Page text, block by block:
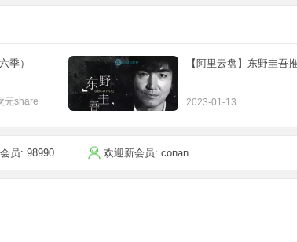
季）
元share
【阿里云盘】东野圭吾
2023-01-13
会员: 98990 欢迎新会员: conan